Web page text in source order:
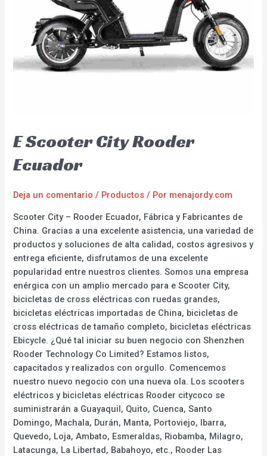
E Scooter City Rooder
Ecuador
Deja un comentario / Productos / Por menajordy.com
Scooter City – Rooder Ecuador, Fábrica y Fabricantes de
China. Gracias a una excelente asistencia, una variedad de
productos y soluciones de alta calidad, costos agresivos y
entrega eficiente, disfrutamos de una excelente
popularidad entre nuestros clientes. Somos una empresa
enérgica con un amplio mercado para e Scooter City,
bicicletas de cross eléctricas con ruedas grandes,
bicicletas eléctricas importadas de China, bicicletas de
cross eléctricas de tamaño completo, bicicletas eléctricas
Ebicycle. ¿Qué tal iniciar su buen negocio con Shenzhen
Rooder Technology Co Limited? Estamos listos,
capacitados y realizados con orgullo. Comencemos
nuestro nuevo negocio con una nueva ola. Los scooters
eléctricos y bicicletas eléctricas Rooder citycoco se
suministrarán a Guayaquil, Quito, Cuenca, Santo
Domingo, Machala, Durán, Manta, Portoviejo, Ibarra,
Quevedo, Loja, Ambato, Esmeraldas, Riobamba, Milagro,
Latacunga, La Libertad, Babahoyo, etc., Rooder Las